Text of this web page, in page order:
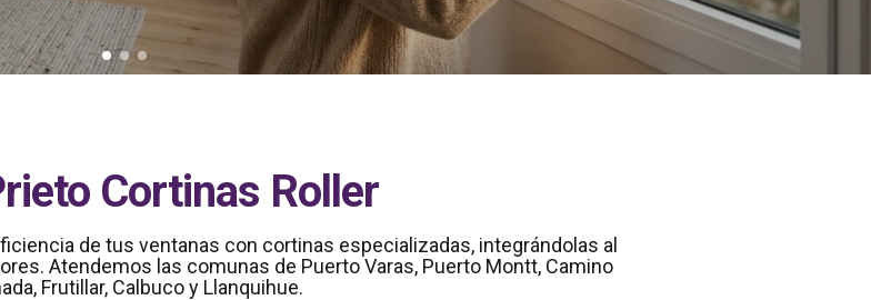
Cortinas Roller
de tus ventanas con cortinas especializadas, integrándolas al
Atendemos las comunas de Puerto Varas, Puerto Montt, Camino
Frutillar, Calbuco y Llanquihue.